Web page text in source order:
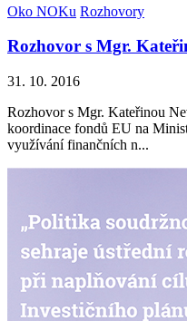
Oko NOKu Rozhovory
Rozhovor s Mgr.
31. 10. 2016
Rozhovor s Mgr. Kateřinou
koordinace fondů EU na
využívání finančních n...